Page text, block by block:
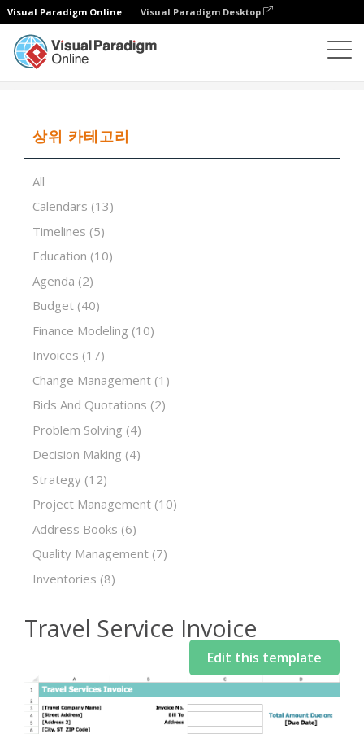
Visual Paradigm Online Visual Paradigm Desktop
상위 카테고리
All
Calendars (13)
Timelines (5)
Education (10)
Agenda (2)
Budget (40)
Finance Modeling (10)
Invoices (17)
Change Management (1)
Bids And Quotations (2)
Problem Solving (4)
Decision Making (4)
Strategy (12)
Project Management (10)
Address Books (6)
Quality Management (7)
Inventories (8)
Travel Service Invoice
Edit this template